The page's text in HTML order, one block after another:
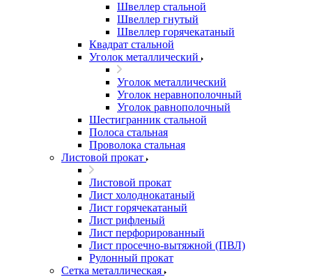
Швеллер стальной
Швеллер гнутый
Швеллер горячекатаный
Квадрат стальной
Уголок металлический
Уголок металлический
Уголок неравнополочный
Уголок равнополочный
Шестигранник стальной
Полоса стальная
Проволока стальная
Листовой прокат
Листовой прокат
Лист холоднокатаный
Лист горячекатаный
Лист рифленый
Лист перфорированный
Лист просечно-вытяжной (ПВЛ)
Рулонный прокат
Сетка металлическая